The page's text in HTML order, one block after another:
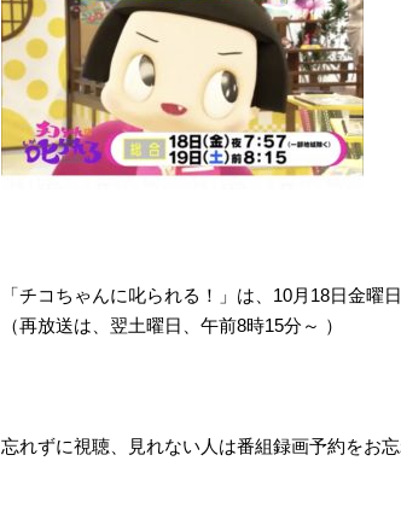
「チコちゃんに叱られる！」​は、10月18日金曜
（再放送は、翌土曜日、午前8時15分～ ）
忘れずに視聴、見れない人は番組録画予約をお忘